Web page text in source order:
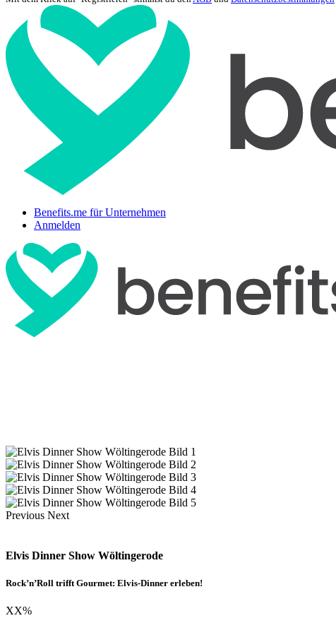
Benefits.me für Unternehmen
Anmelden
Previous Next
Elvis Dinner Show Wöltingerode
Rock’n’Roll trifft Gourmet: Elvis-Dinner erleben!
XX%